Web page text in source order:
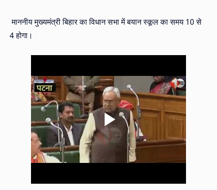
माननीय मुख्यमंत्री बिहार का विधान सभा में बयान स्कूल का समय 10 से
4 होगा।